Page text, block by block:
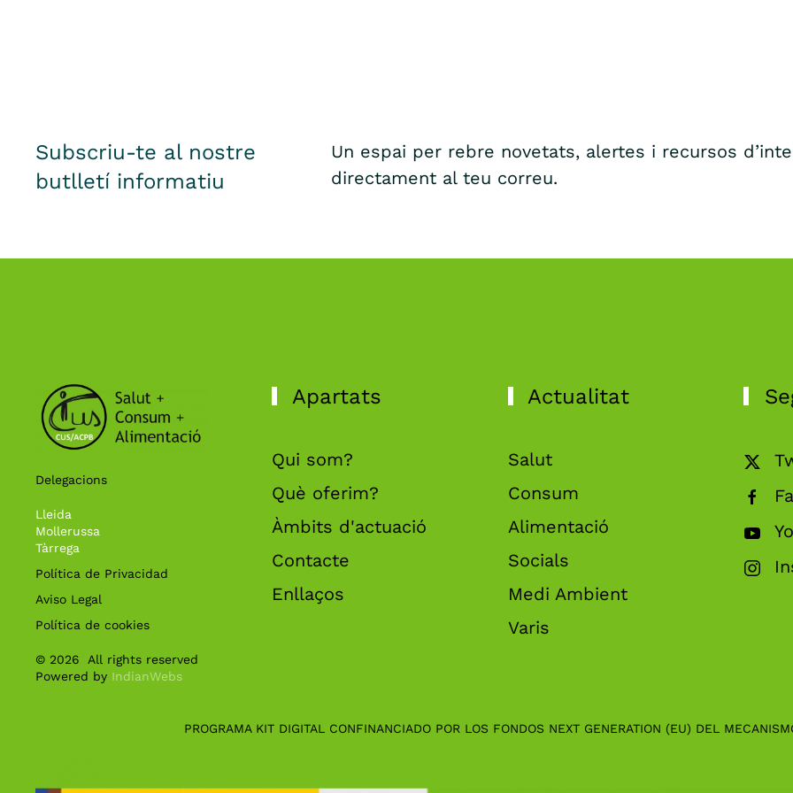
Subscriu-te al nostre
butlletí informatiu
Un espai per rebre novetats, alertes i recursos
directament al teu correu.
Delegacions
Lleida
Mollerussa
Tàrrega
Política de Privacidad
Aviso Legal
Política de cookies
© 2026 All rights reserved
Powered by IndianWebs
Apartats
Qui som?
Què oferim?
Àmbits d'actuació
Contacte
Enllaços
Actualitat
Salut
Consum
Alimentació
Socials
Medi Ambient
Varis
PROGRAMA KIT DIGITAL CONFINANCIADO POR LOS FONDOS NEXT GENERATION (EU) DEL